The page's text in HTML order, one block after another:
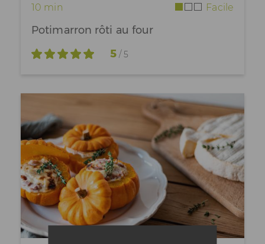
10 min Facile
Potimarron rôti au four
5/ 5